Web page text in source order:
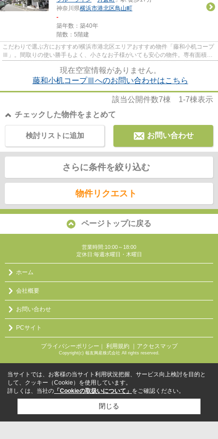
神奈川県横浜市港北区鳥山町
-
築年数：築40年
階数：5階建
こだわりで選ぶ方におすすめ!横浜市港北区エリアおすすめ物件「藤和小机コープ
Ⅲ」。間取りの使い勝手もよく、小さなお子様がいても安心の物件。専有面積は
現在空室情報がありません。
藤和小机コープⅢへのお問い合わせはこちら
該当公開件数7棟 1-7棟表示
チェックした物件をまとめて
お問い合わせ
検討リストに追加
さらに条件を絞り込む
物件リクエスト
ページトップに戻る
営業時間:10:00～18:00
定休日:毎週水曜日・木曜日
ホーム
会社概要
お問い合わせ
PCサイト
プライバシーポリシー ｜ 利用規約 ｜アクセスマップ
Copyright(c) 報友興産株式会社 All rights reserved.
当サイトでは、お客様の当サイト利用状況把握、サービス向上検討を目的と
して、クッキー（Cookie）を使用しています。
詳しくは、当社の 「Cookieの取扱いについて」 をご確認ください。
閉じる